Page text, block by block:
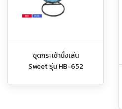
ชุดกระเช้านั่งเล่น
Sweet รุ่น HB-652